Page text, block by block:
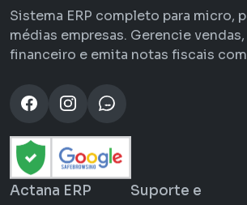
Sistema ERP completo para micro,
médias empresas. Gerencie
financeiro e emita notas fiscais
Actana ERP
Suporte e